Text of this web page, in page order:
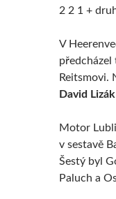
2 2 1 +
V
předcházel
Reitsmovi.
David Lizák
Motor
v sestavě
Šestý byl
Paluch a